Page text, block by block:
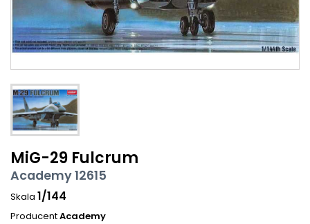
MiG-29 Fulcrum
Academy 12615
Skala 1/144
ProducentAcademy